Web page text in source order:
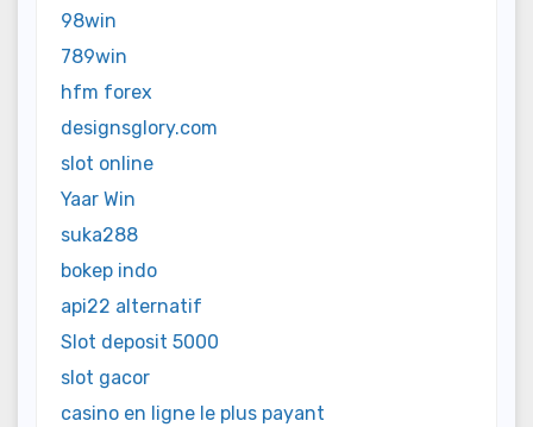
98win
789win
hfm forex
designsglory.com
slot online
Yaar Win
suka288
bokep indo
api22 alternatif
Slot deposit 5000
slot gacor
casino en ligne le plus payant